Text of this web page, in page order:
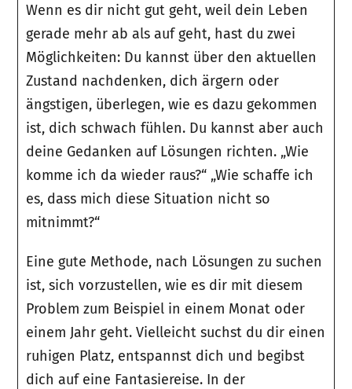
Wenn es dir nicht gut geht, weil dein Leben
gerade mehr ab als auf geht, hast du zwei
Möglichkeiten: Du kannst über den aktuellen
Zustand nachdenken, dich ärgern oder
ängstigen, überlegen, wie es dazu gekommen
ist, dich schwach fühlen. Du kannst aber auch
deine Gedanken auf Lösungen richten. „Wie
komme ich da wieder raus?“ „Wie schaffe ich
es, dass mich diese Situation nicht so
mitnimmt?“
Eine gute Methode, nach Lösungen zu suchen
ist, sich vorzustellen, wie es dir mit diesem
Problem zum Beispiel in einem Monat oder
einem Jahr geht. Vielleicht suchst du dir einen
ruhigen Platz, entspannst dich und begibst
dich auf eine Fantasiereise. In der